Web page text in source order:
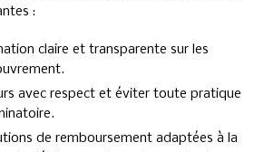
:
claire et transparente sur les
avec respect et éviter toute pratique
de remboursement adaptées à la